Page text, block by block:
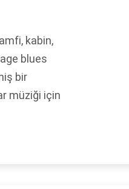
kabin,
blues
bir
müziği için